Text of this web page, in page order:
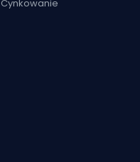
Cynkowanie